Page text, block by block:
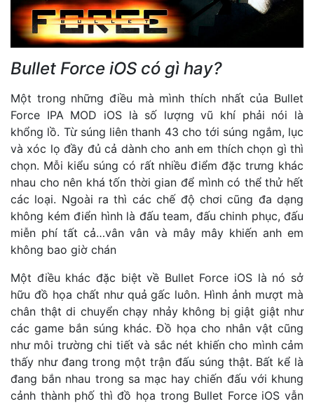
Bullet Force iOS có gì hay?
Một trong những điều mà mình thích nhất của Bullet
Force IPA MOD iOS là số lượng vũ khí phải nói là
khổng lồ. Từ súng liên thanh 43 cho tới súng ngắm, lục
và xóc lọ đầy đủ cả dành cho anh em thích chọn gì thì
chọn. Mỗi kiểu súng có rất nhiều điểm đặc trưng khác
nhau cho nên khá tốn thời gian để mình có thể thử hết
các loại. Ngoài ra thì các chế độ chơi cũng đa dạng
không kém điển hình là đấu team, đấu chinh phục, đấu
miễn phí tất cả…vân vân và mây mây khiến anh em
không bao giờ chán
Một điều khác đặc biệt về Bullet Force iOS là nó sở
hữu đồ họa chất như quả gấc luôn. Hình ảnh mượt mà
chân thật di chuyển chạy nhảy không bị giật giật như
các game bắn súng khác. Đồ họa cho nhân vật cũng
như môi trường chi tiết và sắc nét khiến cho mình cảm
thấy như đang trong một trận đấu súng thật. Bất kể là
đang bắn nhau trong sa mạc hay chiến đấu với khung
cảnh thành phố thì đồ họa trong Bullet Force iOS vẫn